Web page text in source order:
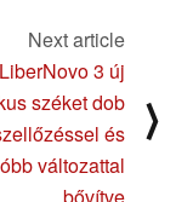
Next article
3 új
széket dob
és
változattal
⟩